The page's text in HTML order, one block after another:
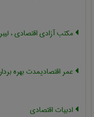
مکتب آزادی اقتصادی ،
عمر اقتصادیمدت بهره
ادبیات اقتصادی